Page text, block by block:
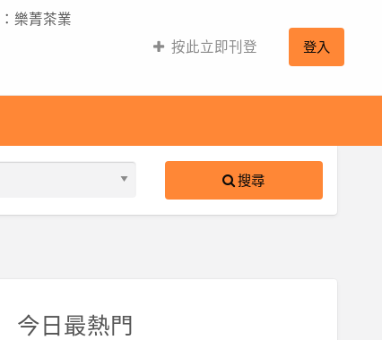
：樂菁茶業
按此立即刊登 登入
搜尋
今日最熱門